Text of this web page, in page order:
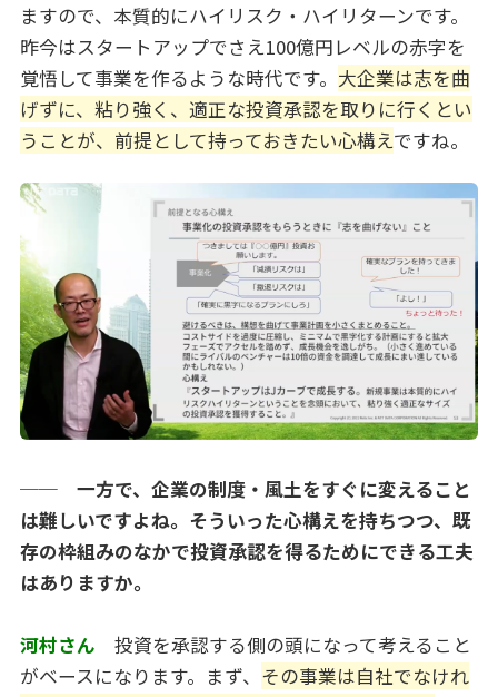
ますので、本質的にハイリスク・ハイリターンです。
昨今はスタートアップでさえ100億円レベルの赤字を
覚悟して事業を作るような時代です。 大企業は志を曲
げずに、粘り強く、適正な投資承認を取りに行くとい
うことが、前提として持っておきたい心構えですね。
── 一方で、企業の制度・風土をすぐに変えること
は難しいですよね。そういった心構えを持ちつつ、既
存の枠組みのなかで投資承認を得るためにできる工夫
はありますか。
河村さん 投資を承認する側の頭になって考えること
がベースになります。まず、 その事業は自社でなけれ